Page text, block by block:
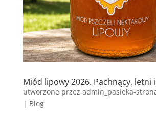
Miód lipowy 2026. Pachnący, letni
utworzone przez admin_pasieka-
| Blog